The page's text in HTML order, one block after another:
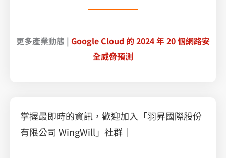
更多產業動態 | Google Cloud 的 2024 年 20 個網路安
全威脅預測
掌握最即時的資訊，歡迎加入「羽昇國際股份
有限公司 WingWill」社群｜